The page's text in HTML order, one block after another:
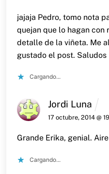
jajaja Pedro, tomo nota
quejan que lo hagan con
detalle de la viñeta. Me
gustado el post. Saludos
Cargando...
Jordi Luna
17 octubre, 2014 @
Grande Erika, genial.
Cargando...